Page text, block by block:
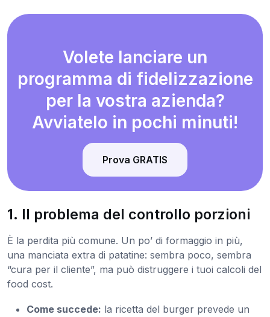
Volete lanciare un
programma di fidelizzazione
per la vostra azienda?
Avviatelo in pochi minuti!
Prova GRATIS
1. Il problema del controllo porzioni
È la perdita più comune. Un po’ di formaggio in più,
una manciata extra di patatine: sembra poco, sembra
“cura per il cliente”, ma può distruggere i tuoi calcoli del
food cost.
Come succede: la ricetta del burger prevede un